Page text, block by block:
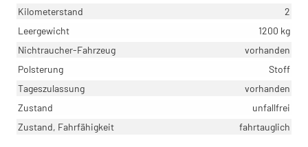
Kilometerstand
2
Leergewicht
1200 kg
Nichtraucher-Fahrzeug
vorhanden
Polsterung
Stoff
Tageszulassung
vorhanden
Zustand
unfallfrei
Zustand, Fahrfähigkeit
fahrtauglich